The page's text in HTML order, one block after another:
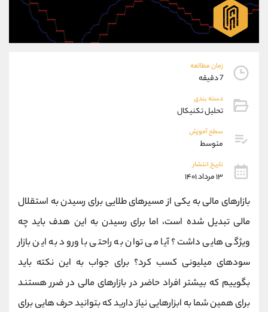
زمان مطالعه
7 دقیقه
دسته بندی
تحلیل تکنیکال
سطح آموزش
متوسط
تاریخ انتشار
۱۳ مرداد ۱۴۰۱
بازارهای مالی به یکی از مسیرهای طلایی برای رسیدن به استقلال
مالی تبدیل شده است، اما برای رسیدن به این هدف باید چه
ویژگی هایی داشت؟ آیا می توان به راحتی با ورود به این بازار
سودهای میلیونی کسب کرد؟ برای جواب به این نکته باید
بگوییم که بیشتر افراد حاضر در بازارهای مالی در ضرر هستند
برای همین شما به ابزارهایی نیاز دارید که بتوانید حرف هایی برای
09927779040
واتساپ شروع گفتگو
تلگرام @Armteam_admin_por
پشتیبان فروش
موبایل
واتساپ
داخلی
اطلاعات تماس (دفتر فروش)
تلفن 021-22021030
بدون پیش شماره 90001030
اینستاگرام @alireza.mehrabii
کانال تلگرام @alirezamehrabi_com